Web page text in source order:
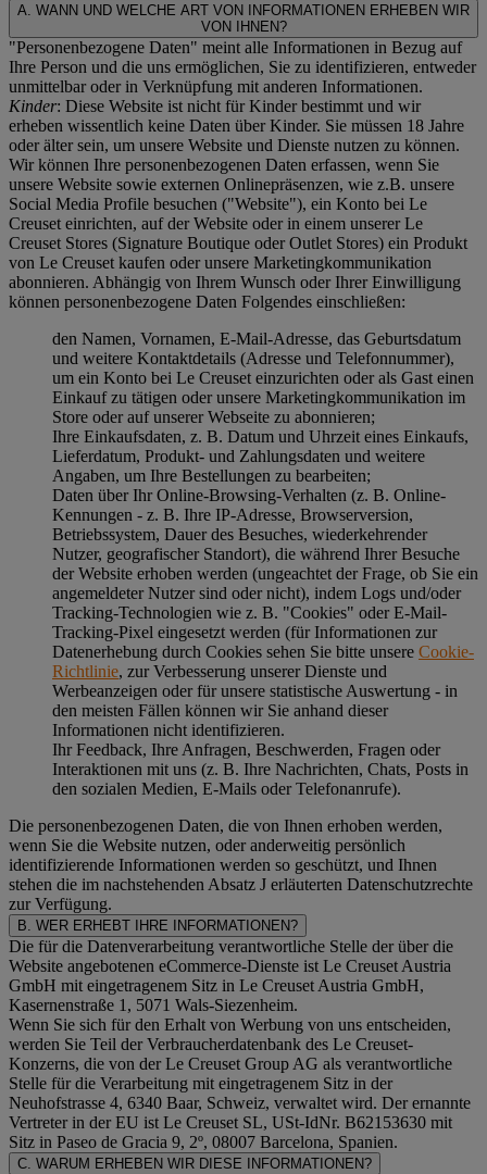
A. WANN UND WELCHE ART VON INFORMATIONEN ERHEBEN WIR
VON IHNEN?
"Personenbezogene Daten" meint alle Informationen in Bezug auf
Ihre Person und die uns ermöglichen, Sie zu identifizieren, entweder
unmittelbar oder in Verknüpfung mit anderen Informationen.
Kinder: Diese Website ist nicht für Kinder bestimmt und wir
erheben wissentlich keine Daten über Kinder. Sie müssen 18 Jahre
oder älter sein, um unsere Website und Dienste nutzen zu können.
Wir können Ihre personenbezogenen Daten erfassen, wenn Sie
unsere Website sowie externen Onlinepräsenzen, wie z.B. unsere
Social Media Profile besuchen ("Website"), ein Konto bei Le
Creuset einrichten, auf der Website oder in einem unserer Le
Creuset Stores (Signature Boutique oder Outlet Stores) ein Produkt
von Le Creuset kaufen oder unsere Marketingkommunikation
abonnieren. Abhängig von Ihrem Wunsch oder Ihrer Einwilligung
können personenbezogene Daten Folgendes einschließen:
den Namen, Vornamen, E-Mail-Adresse, das Geburtsdatum
und weitere Kontaktdetails (Adresse und Telefonnummer),
um ein Konto bei Le Creuset einzurichten oder als Gast einen
Einkauf zu tätigen oder unsere Marketingkommunikation im
Store oder auf unserer Webseite zu abonnieren;
Ihre Einkaufsdaten, z. B. Datum und Uhrzeit eines Einkaufs,
Lieferdatum, Produkt- und Zahlungsdaten und weitere
Angaben, um Ihre Bestellungen zu bearbeiten;
Daten über Ihr Online-Browsing-Verhalten (z. B. Online-
Kennungen - z. B. Ihre IP-Adresse, Browserversion,
Betriebssystem, Dauer des Besuches, wiederkehrender
Nutzer, geografischer Standort), die während Ihrer Besuche
der Website erhoben werden (ungeachtet der Frage, ob Sie ein
angemeldeter Nutzer sind oder nicht), indem Logs und/oder
Tracking-Technologien wie z. B. "Cookies" oder E-Mail-
Tracking-Pixel eingesetzt werden (für Informationen zur
Datenerhebung durch Cookies sehen Sie bitte unsere Cookie-
Richtlinie, zur Verbesserung unserer Dienste und
Werbeanzeigen oder für unsere statistische Auswertung - in
den meisten Fällen können wir Sie anhand dieser
Informationen nicht identifizieren.
Ihr Feedback, Ihre Anfragen, Beschwerden, Fragen oder
Interaktionen mit uns (z. B. Ihre Nachrichten, Chats, Posts in
den sozialen Medien, E-Mails oder Telefonanrufe).
Die personenbezogenen Daten, die von Ihnen erhoben werden,
wenn Sie die Website nutzen, oder anderweitig persönlich
identifizierende Informationen werden so geschützt, und Ihnen
stehen die im nachstehenden Absatz J erläuterten Datenschutzrechte
zur Verfügung.
B. WER ERHEBT IHRE INFORMATIONEN?
Die für die Datenverarbeitung verantwortliche Stelle der über die
Website angebotenen eCommerce-Dienste ist Le Creuset Austria
GmbH mit eingetragenem Sitz in Le Creuset Austria GmbH,
Kasernenstraße 1, 5071 Wals-Siezenheim.
Wenn Sie sich für den Erhalt von Werbung von uns entscheiden,
werden Sie Teil der Verbraucherdatenbank des Le Creuset-
Konzerns, die von der Le Creuset Group AG als verantwortliche
Stelle für die Verarbeitung mit eingetragenem Sitz in der
Neuhofstrasse 4, 6340 Baar, Schweiz, verwaltet wird. Der ernannte
Vertreter in der EU ist Le Creuset SL, USt-IdNr. B62153630 mit
Sitz in Paseo de Gracia 9, 2º, 08007 Barcelona, Spanien.
C. WARUM ERHEBEN WIR DIESE INFORMATIONEN?